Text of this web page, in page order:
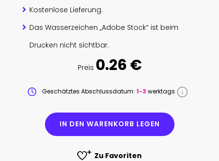
Kostenlose Lieferung.
Das Wasserzeichen „Adobe Stock“ ist beim
Drucken nicht sichtbar.
Preis 0.26 €
Geschätztes Abschlussdatum: 1-3 werktags
IN DEN WARENKORB LEGEN
Zu Favoriten